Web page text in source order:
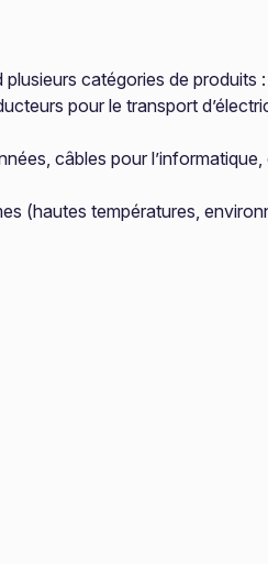
catégories de produits :
pour le transport
câbles pour
(hautes températures,